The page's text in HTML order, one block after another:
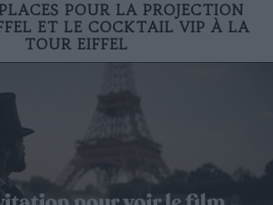
POUR LA PROJECTION
ET LE COCKTAIL VIP À LA
TOUR EIFFEL